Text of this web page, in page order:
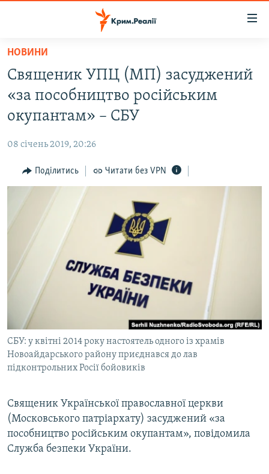
Перейти
основного
матеріалу
до
основної
Перейти
до
пошуку
ВОДА.КРИМ
БЛОГИ
ПОГЛЯД
ВСЕ ЗА ДЕНЬ
СПЕЦПРОЕКТИ
ДЕПОРТАЦІЯ
ВІДЕОУРОКИ «ELIFBE»
СВІДЧЕННЯ ОКУПАЦІЇ
УКРАЇНСЬКА ПРОБЛЕМА КРИМУ
ІНФОГРАФІКА
ЯК ОБІЙТИ БЛОКУВАННЯ
Русский
Qırımtatar
ДОЛУЧАЙСЯ!
Усі сайти RFE/RL
НОВИНИ
Священик УПЦ (МП) засуджений
«за пособництво російським
окупантам» – СБУ
08 січень 2019, 20:26
Поділитись Читати без VPN
СБУ: у квітні 2014 року настоятель одного із храмів
Новоайдарського району приєднався до лав
підконтрольних Росії бойовиків
Священик Української православної церкви
(Московського патріархату) засуджений «за
пособництво російським окупантам», повідомила
Служба безпеки України.